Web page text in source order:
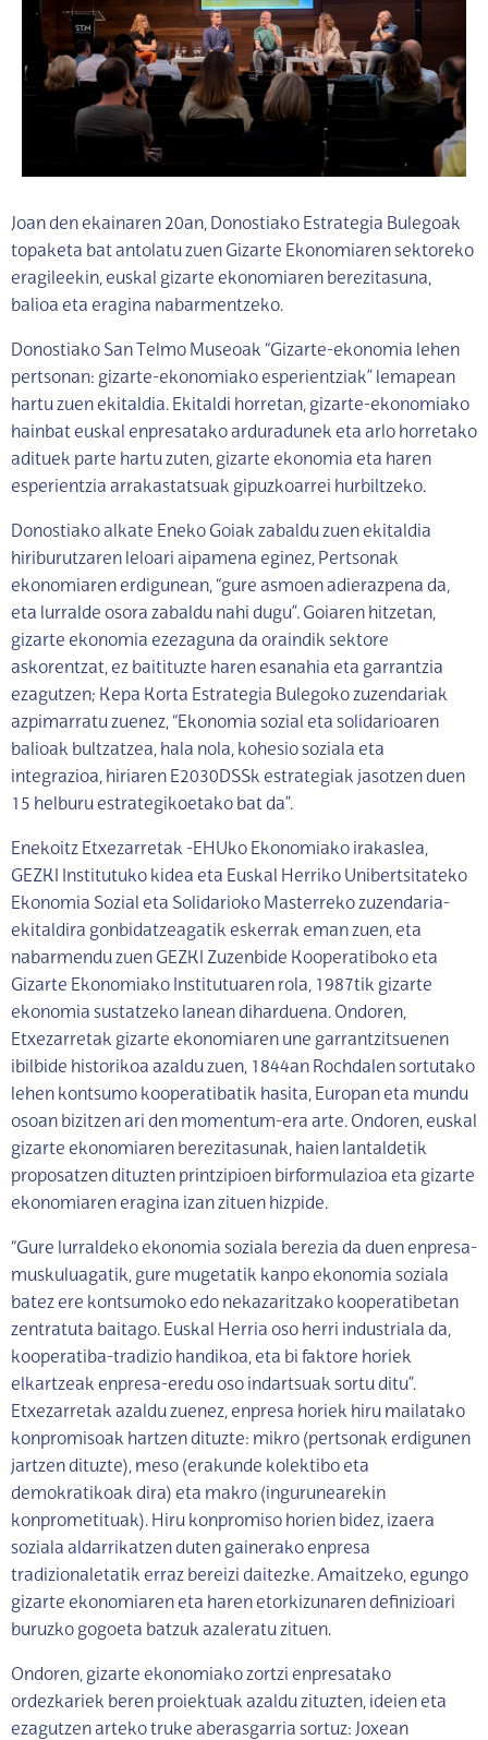
Joan den ekainaren 20an, Donostiako Estrategia Bulegoak
topaketa bat antolatu zuen Gizarte Ekonomiaren sektoreko
eragileekin, euskal gizarte ekonomiaren berezitasuna,
balioa eta eragina nabarmentzeko.
Donostiako San Telmo Museoak “Gizarte-ekonomia lehen
pertsonan: gizarte-ekonomiako esperientziak” lemapean
hartu zuen ekitaldia. Ekitaldi horretan, gizarte-ekonomiako
hainbat euskal enpresatako arduradunek eta arlo horretako
adituek parte hartu zuten, gizarte ekonomia eta haren
esperientzia arrakastatsuak gipuzkoarrei hurbiltzeko.
Donostiako alkate Eneko Goiak zabaldu zuen ekitaldia
hiriburutzaren leloari aipamena eginez, Pertsonak
ekonomiaren erdigunean, “gure asmoen adierazpena da,
eta lurralde osora zabaldu nahi dugu”. Goiaren hitzetan,
gizarte ekonomia ezezaguna da oraindik sektore
askorentzat, ez baitituzte haren esanahia eta garrantzia
ezagutzen; Kepa Korta Estrategia Bulegoko zuzendariak
azpimarratu zuenez, “Ekonomia sozial eta solidarioaren
balioak bultzatzea, hala nola, kohesio soziala eta
integrazioa, hiriaren E2030DSSk estrategiak jasotzen duen
15 helburu estrategikoetako bat da”.
Enekoitz Etxezarretak -EHUko Ekonomiako irakaslea,
GEZKI Institutuko kidea eta Euskal Herriko Unibertsitateko
Ekonomia Sozial eta Solidarioko Masterreko zuzendaria-
ekitaldira gonbidatzeagatik eskerrak eman zuen, eta
nabarmendu zuen GEZKI Zuzenbide Kooperatiboko eta
Gizarte Ekonomiako Institutuaren rola, 1987tik gizarte
ekonomia sustatzeko lanean diharduena. Ondoren,
Etxezarretak gizarte ekonomiaren une garrantzitsuenen
ibilbide historikoa azaldu zuen, 1844an Rochdalen sortutako
lehen kontsumo kooperatibatik hasita, Europan eta mundu
osoan bizitzen ari den momentum-era arte. Ondoren, euskal
gizarte ekonomiaren berezitasunak, haien lantaldetik
proposatzen dituzten printzipioen birformulazioa eta gizarte
ekonomiaren eragina izan zituen hizpide.
“Gure lurraldeko ekonomia soziala berezia da duen enpresa-
muskuluagatik, gure mugetatik kanpo ekonomia soziala
batez ere kontsumoko edo nekazaritzako kooperatibetan
zentratuta baitago. Euskal Herria oso herri industriala da,
kooperatiba-tradizio handikoa, eta bi faktore horiek
elkartzeak enpresa-eredu oso indartsuak sortu ditu”.
Etxezarretak azaldu zuenez, enpresa horiek hiru mailatako
konpromisoak hartzen dituzte: mikro (pertsonak erdigunen
jartzen dituzte), meso (erakunde kolektibo eta
demokratikoak dira) eta makro (ingurunearekin
konprometituak). Hiru konpromiso horien bidez, izaera
soziala aldarrikatzen duten gainerako enpresa
tradizionaletatik erraz bereizi daitezke. Amaitzeko, egungo
gizarte ekonomiaren eta haren etorkizunaren definizioari
buruzko gogoeta batzuk azaleratu zituen.
Ondoren, gizarte ekonomiako zortzi enpresatako
ordezkariek beren proiektuak azaldu zituzten, ideien eta
ezagutzen arteko truke aberasgarria sortuz: Joxean